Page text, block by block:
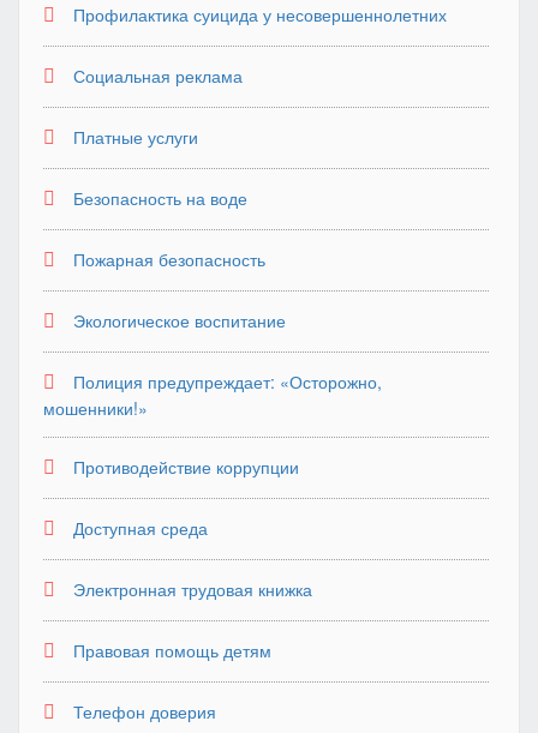
Профилактика суицида у несовершеннолетних
Социальная реклама
Платные услуги
Безопасность на воде
Пожарная безопасность
Экологическое воспитание
Полиция предупреждает: «Осторожно,
мошенники!»
Противодействие коррупции
Доступная среда
Электронная трудовая книжка
Правовая помощь детям
Телефон доверия